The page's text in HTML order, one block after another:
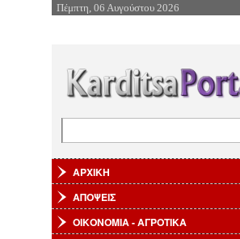
Επιστροφή στην Πλοήγηση
Πέμπτη, 06 Αυγούστου 2026
ΑΡΧΙΚΗ
ΑΠΟΨΕΙΣ
ΟΙΚΟΝΟΜΙΑ - ΑΓΡΟΤΙΚΑ